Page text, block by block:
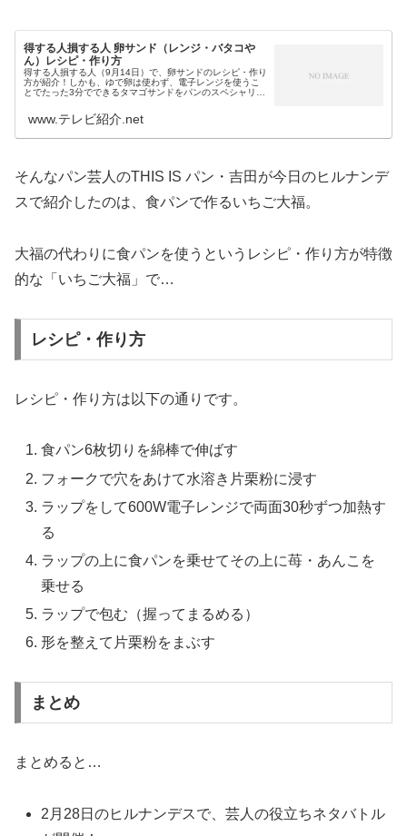
得する人損する人 卵サンド（レンジ・バタコや
ん）レシピ・作り方
得する人損する人（9月14日）で、卵サンドのレシピ・作り
方が紹介！しかも、ゆで卵は使わず、電子レンジを使うこ
とでたった3分でできるタマゴサンドをパンのスペシャリス
損の坂上忍の得ワザ損ワザで...
www.テレビ紹介.net
そんなパン芸人のTHIS IS パン・吉田が今日のヒルナンデ
スで紹介したのは、食パンで作るいちご大福。
大福の代わりに食パンを使うというレシピ・作り方が特徴
的な「いちご大福」で…
レシピ・作り方
レシピ・作り方は以下の通りです。
食パン6枚切りを綿棒で伸ばす
フォークで穴をあけて水溶き片栗粉に浸す
ラップをして600W電子レンジで両面30秒ずつ加熱す
る
ラップの上に食パンを乗せてその上に苺・あんこを
乗せる
ラップで包む（握ってまるめる）
形を整えて片栗粉をまぶす
まとめ
まとめると…
2月28日のヒルナンデスで、芸人の役立ちネタバトル